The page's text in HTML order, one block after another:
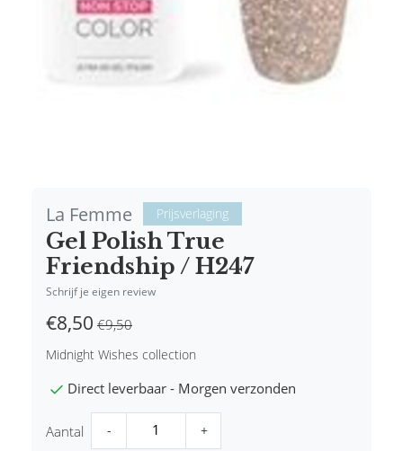
La Femme Prijsverlaging
Gel Polish True
Friendship / H247
Schrijf je eigen review
€8,50 €9,50
Midnight Wishes collection
Direct leverbaar - Morgen verzonden
Aantal - +